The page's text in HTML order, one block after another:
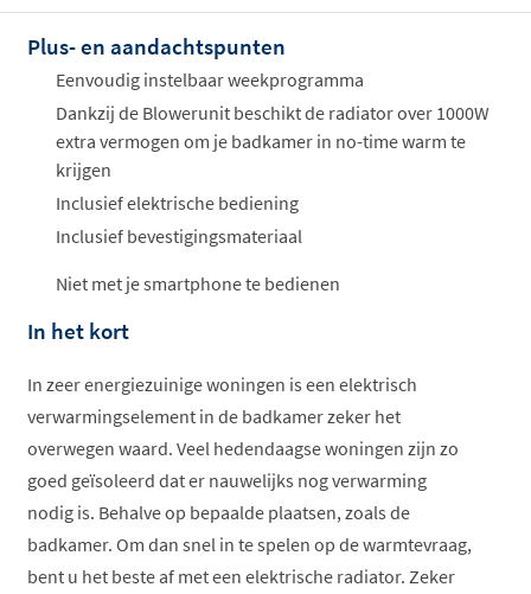
Offertes
ophalen...
Plus- en aandachtspunten
Eenvoudig instelbaar weekprogramma
Dankzij de Blowerunit beschikt de radiator over 1000W
extra vermogen om je badkamer in no-time warm te
krijgen
Inclusief elektrische bediening
Inclusief bevestigingsmateriaal
Niet met je smartphone te bedienen
In het kort
In zeer energiezuinige woningen is een elektrisch
verwarmingselement in de badkamer zeker het
overwegen waard. Veel hedendaagse woningen zijn zo
goed geïsoleerd dat er nauwelijks nog verwarming
nodig is. Behalve op bepaalde plaatsen, zoals de
badkamer. Om dan snel in te spelen op de warmtevraag,
bent u het beste af met een elektrische radiator. Zeker